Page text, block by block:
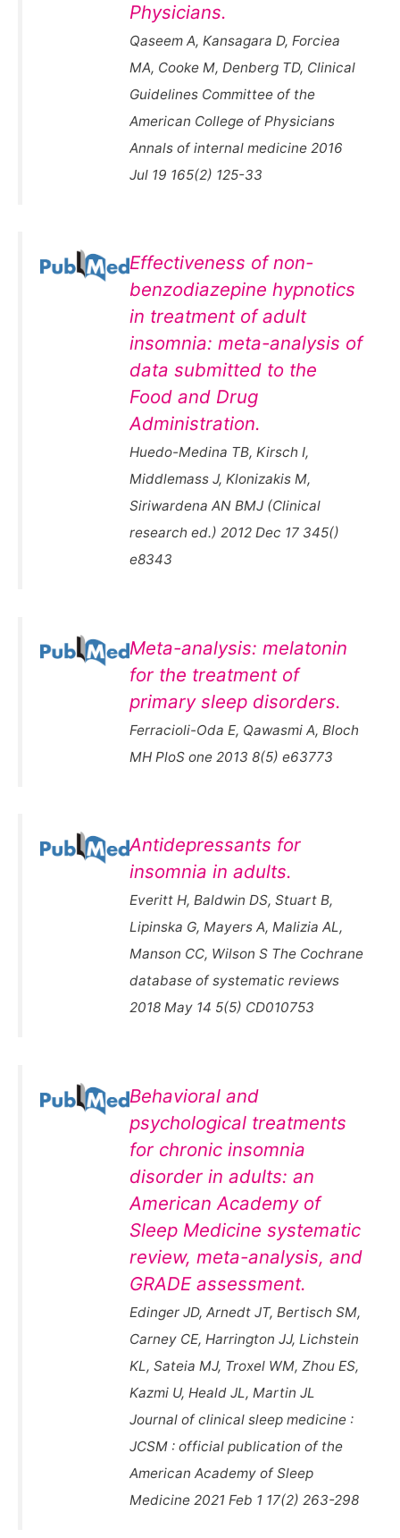
Physicians.
Qaseem A, Kansagara D, Forciea
MA, Cooke M, Denberg TD, Clinical
Guidelines Committee of the
American College of Physicians
Annals of internal medicine 2016
Jul 19 165(2) 125-33
Effectiveness of non-
benzodiazepine hypnotics
in treatment of adult
insomnia: meta-analysis of
data submitted to the
Food and Drug
Administration.
Huedo-Medina TB, Kirsch I,
Middlemass J, Klonizakis M,
Siriwardena AN BMJ (Clinical
research ed.) 2012 Dec 17 345()
e8343
Meta-analysis: melatonin
for the treatment of
primary sleep disorders.
Ferracioli-Oda E, Qawasmi A, Bloch
MH PloS one 2013 8(5) e63773
Antidepressants for
insomnia in adults.
Everitt H, Baldwin DS, Stuart B,
Lipinska G, Mayers A, Malizia AL,
Manson CC, Wilson S The Cochrane
database of systematic reviews
2018 May 14 5(5) CD010753
Behavioral and
psychological treatments
for chronic insomnia
disorder in adults: an
American Academy of
Sleep Medicine systematic
review, meta-analysis, and
GRADE assessment.
Edinger JD, Arnedt JT, Bertisch SM,
Carney CE, Harrington JJ, Lichstein
KL, Sateia MJ, Troxel WM, Zhou ES,
Kazmi U, Heald JL, Martin JL
Journal of clinical sleep medicine :
JCSM : official publication of the
American Academy of Sleep
Medicine 2021 Feb 1 17(2) 263-298